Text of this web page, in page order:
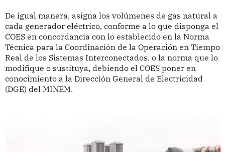
De igual manera, asigna los volúmenes de gas natural a
cada generador eléctrico, conforme a lo que disponga el
COES en concordancia con lo establecido en la Norma
Técnica para la Coordinación de la Operación en Tiempo
Real de los Sistemas Interconectados, o la norma que lo
modifique o sustituya, debiendo el COES poner en
conocimiento a la Dirección General de Electricidad
(DGE) del MINEM.